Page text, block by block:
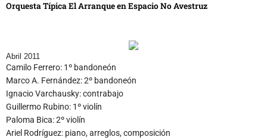
Orquesta Típica El Arranque en Espacio No Avestruz
Abril 2011
Camilo Ferrero: 1º bandoneón
Marco A. Fernández: 2º bandoneón
Ignacio Varchausky: contrabajo
Guillermo Rubino: 1º violín
Paloma Bica: 2º violín
Ariel Rodríguez: piano, arreglos, composición